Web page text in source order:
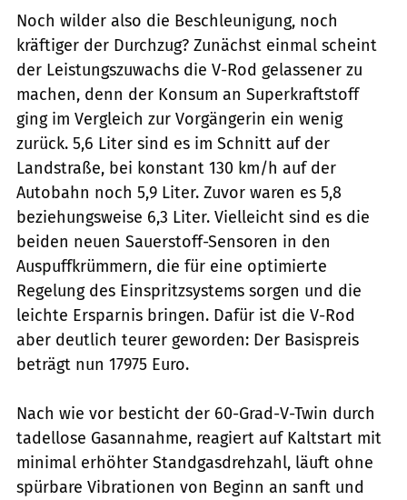
Noch wilder also die Beschleunigung, noch
kräftiger der Durchzug? Zunächst einmal scheint
der Leistungszuwachs die V-Rod gelassener zu
machen, denn der Konsum an Superkraftstoff
ging im Vergleich zur Vorgängerin ein wenig
zurück. 5,6 Liter sind es im Schnitt auf der
Landstraße, bei konstant 130 km/h auf der
Autobahn noch 5,9 Liter. Zuvor waren es 5,8
beziehungsweise 6,3 Liter. Vielleicht sind es die
beiden neuen Sauerstoff-Sensoren in den
Auspuffkrümmern, die für eine optimierte
Regelung des Einspritzsystems sorgen und die
leichte Ersparnis bringen. Dafür ist die V-Rod
aber deutlich teurer geworden: Der Basispreis
beträgt nun 17975 Euro.
Nach wie vor besticht der 60-Grad-V-Twin durch
tadellose Gasannahme, reagiert auf Kaltstart mit
minimal erhöhter Standgasdrehzahl, läuft ohne
spürbare Vibrationen von Beginn an sanft und